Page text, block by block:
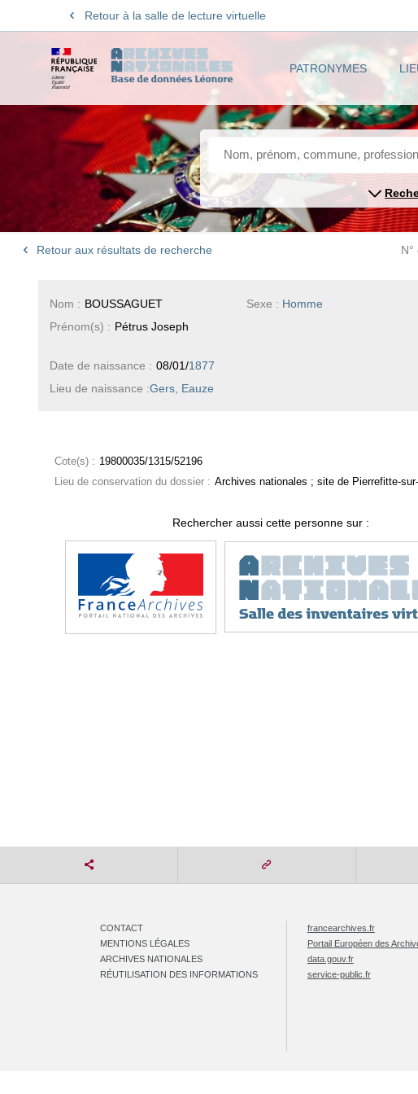
Retour à la salle de lecture virtuelle
PATRONYMES
Retour aux résultats de recherche
Sexe : Homme
Nom : BOUSSAGUET
Prénom(s) : Pétrus Joseph
Date de naissance : 08/01/1877
Lieu de naissance :Gers, Eauze
Cote(s) : 19800035/1315/52196
Lieu de conservation du dossier : Archives nationales ; site de Pierrefitte-
Rechercher aussi cette personne sur :
CONTACT
MENTIONS LÉGALES
ARCHIVES NATIONALES
RÉUTILISATION DES INFORMATIONS
francearchives.fr
Portail Européen des
data.gouv.fr
service-public.fr